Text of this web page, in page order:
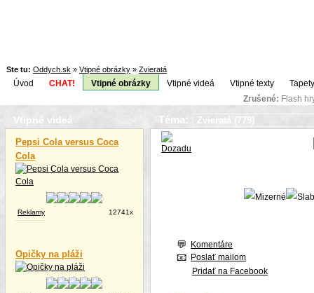
Ste tu: Oddych.sk » Vtipné obrázky » Zvieratá
Úvod CHAT! Vtipné obrázky Vtipné videá Vtipné texty
Zrušené: Flash
Vtipné videá
Pepsi Cola versus Coca
Cola
Reklamy 12741x
Opičky na pláži
Téma:
Komentáre
Poslať mailom
Pridať na Facebook